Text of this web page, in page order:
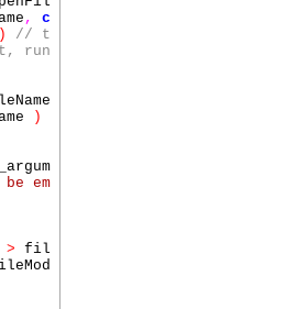
,
c
)
// t
run
)
em
> fil